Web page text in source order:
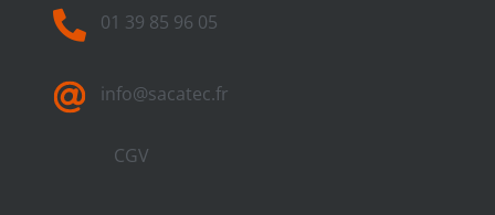
01 39 85 96 05
info@sacatec.fr
CGV